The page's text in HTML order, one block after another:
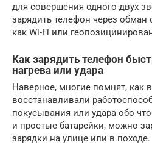
для совершения одного-двух
зарядить телефон через обман
как Wi-Fi или
Как зарядить телефон
нагрева или удара
Наверное, многие помнят, как
восстанавливали
покусывания или удара обо
и простые батарейки, можно
зарядки на улице или в походе.